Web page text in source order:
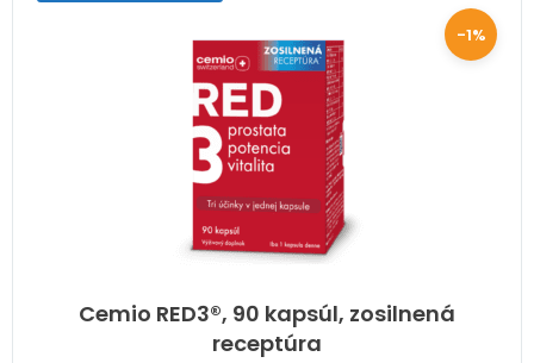
Cemio RED3®, 90 kapsúl, zosilnená
receptúra
-1%